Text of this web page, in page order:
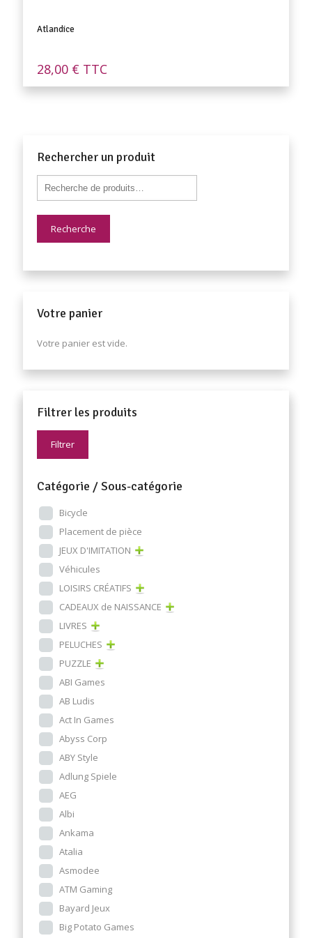
Atlandice
28,00 € TTC
Rechercher un produit
Recherche
Votre panier
Votre panier est vide.
Filtrer les produits
Filtrer
Catégorie / Sous-catégorie
Bicycle
Placement de pièce
JEUX D'IMITATION
Véhicules
LOISIRS CRÉATIFS
CADEAUX de NAISSANCE
LIVRES
PELUCHES
PUZZLE
ABI Games
AB Ludis
Act In Games
Abyss Corp
ABY Style
Adlung Spiele
AEG
Albi
Ankama
Atalia
Asmodee
ATM Gaming
Bayard Jeux
Big Potato Games